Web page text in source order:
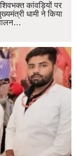
शिवभक्त कांवड़ियों पर
धामी ने किया